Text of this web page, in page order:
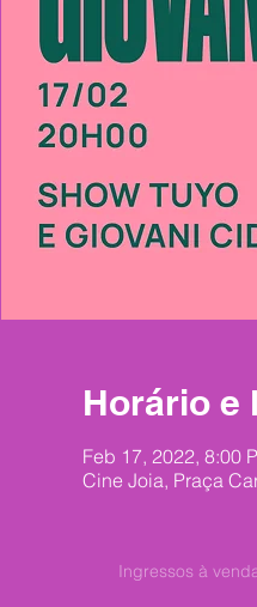
Horário e
Feb 17, 2022, 8:00
Cine Joia, Praça
Ingressos à